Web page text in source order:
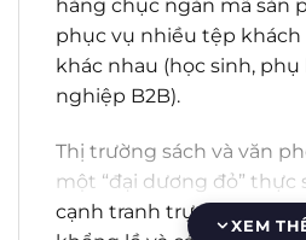
hàng chục ngàn mã sản
phục vụ nhiều tệp khách
khác nhau (học sinh,
nghiệp B2B).
Thị trường sách và văn
một “đại dương đỏ” thực
cạnh tranh trực tiếp với
XEM